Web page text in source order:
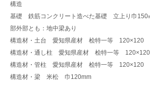
構造
基礎 鉄筋コンクリート造べた基礎 立上り巾
部外部とも：地中梁あり
構造材・土台 愛知県産材 桧特一等 120×120
構造材・通し柱 愛知県産材 桧特一等 120×120
構造材・管柱 愛知県産材 桧特一等 120×120
構造材・梁 米松 巾120mm